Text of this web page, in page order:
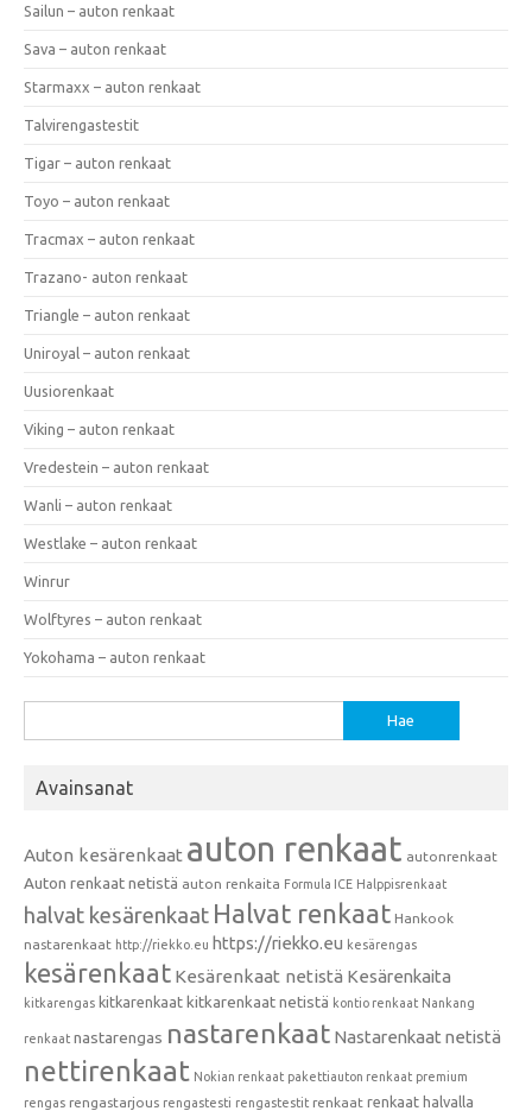
Sailun – auton renkaat
Sava – auton renkaat
Starmaxx – auton renkaat
Talvirengastestit
Tigar – auton renkaat
Toyo – auton renkaat
Tracmax – auton renkaat
Trazano- auton renkaat
Triangle – auton renkaat
Uniroyal – auton renkaat
Uusiorenkaat
Viking – auton renkaat
Vredestein – auton renkaat
Wanli – auton renkaat
Westlake – auton renkaat
Winrur
Wolftyres – auton renkaat
Yokohama – auton renkaat
Avainsanat
Auton kesärenkaat auton renkaat autonrenkaat
Auton renkaat netistä auton renkaita Formula ICE Halppisrenkaat
halvat kesärenkaat Halvat renkaat Hankook
nastarenkaat http://riekko.eu https://riekko.eu kesärengas
kesärenkaat Kesärenkaat netistä Kesärenkaita
kitkarengas kitkarenkaat kitkarenkaat netistä kontio renkaat Nankang
renkaat nastarengas nastarenkaat Nastarenkaat netistä
nettirenkaat Nokian renkaat pakettiauton renkaat premium
rengas rengastarjous rengastesti rengastestit renkaat renkaat halvalla